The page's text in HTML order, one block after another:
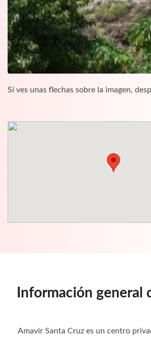
Si ves unas flechas sobre la imagen,
Información general
Amavir Santa Cruz es un centro